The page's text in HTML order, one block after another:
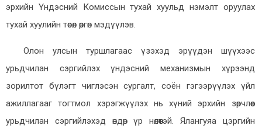
эрхийн Үндэсний Комиссын тухай хуульд нэмэлт оруулах
тухай хуулийн төсөл өргөн мэдүүлэв.
Олон улсын туршлагаас үзэхэд эрүүдэн шүүхээс
урьдчилан сэргийлэх үндэсний механизмын хүрээнд
зорилтот бүлэгт чиглэсэн сургалт, соён гэгээрүүлэх үйл
ажиллагааг тогтмол хэрэгжүүлэх нь хүний эрхийн зөрчлөөс
урьдчилан сэргийлэхэд өндөр үр нөлөөтэй. Ялангуяа цэргийн